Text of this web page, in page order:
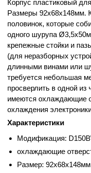
Корпус пластиковый
Размеры 92x68x148мм.
половинок, которые
одного шурупа
крепежные стойки и
(для неразборных
длинными винами или
требуется небольшая
просверлить в одной из
имеются охлаждающие
охлаждения
Характеристики
Модификация:
охлаждающие
Размер: 92x68x148мм